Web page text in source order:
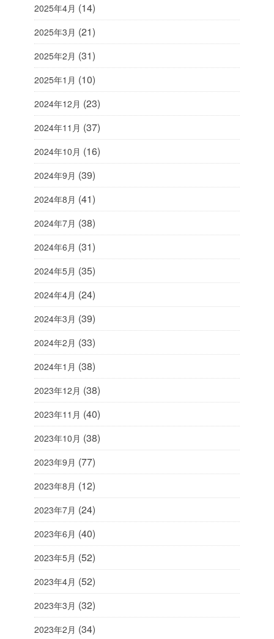
2025年4月 (14)
2025年3月 (21)
2025年2月 (31)
2025年1月 (10)
2024年12月 (23)
2024年11月 (37)
2024年10月 (16)
2024年9月 (39)
2024年8月 (41)
2024年7月 (38)
2024年6月 (31)
2024年5月 (35)
2024年4月 (24)
2024年3月 (39)
2024年2月 (33)
2024年1月 (38)
2023年12月 (38)
2023年11月 (40)
2023年10月 (38)
2023年9月 (77)
2023年8月 (12)
2023年7月 (24)
2023年6月 (40)
2023年5月 (52)
2023年4月 (52)
2023年3月 (32)
2023年2月 (34)